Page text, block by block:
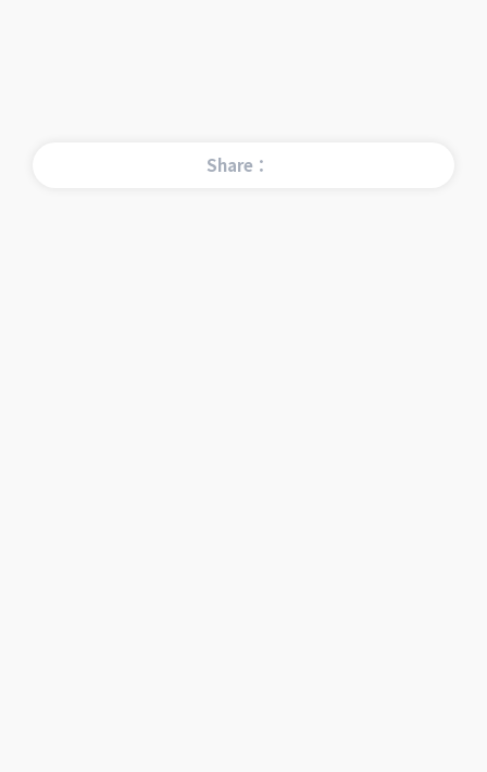
Share：